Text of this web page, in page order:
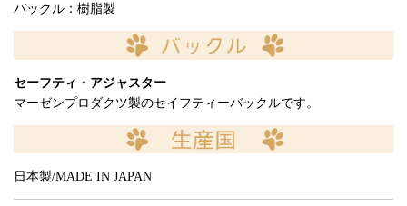
バックル：樹脂製
セーフティ・アジャスター
マーゼンプロダクツ製のセイフティーバックルです。
日本製/MADE IN JAPAN